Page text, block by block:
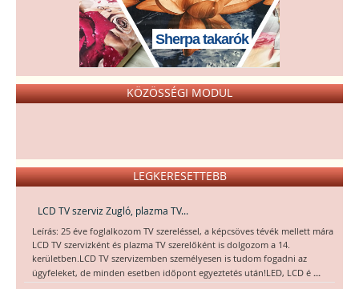
Sherpa takarók
KÖZÖSSÉGI MODUL
LEGKERESETTEBB
LCD TV szerviz Zugló, plazma TV...
Leírás: 25 éve foglalkozom TV szereléssel, a képcsöves tévék mellett mára
LCD TV szervizként és plazma TV szerelőként is dolgozom a 14.
kerületben.LCD TV szervizemben személyesen is tudom fogadni az
ügyfeleket, de minden esetben időpont egyeztetés után!LED, LCD é ...